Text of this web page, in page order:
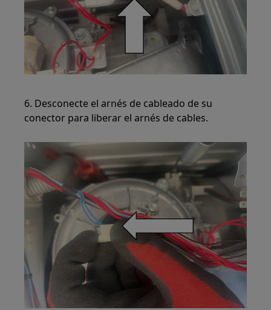
6. Desconecte el arnés de cableado de su
conector para liberar el arnés de cables.